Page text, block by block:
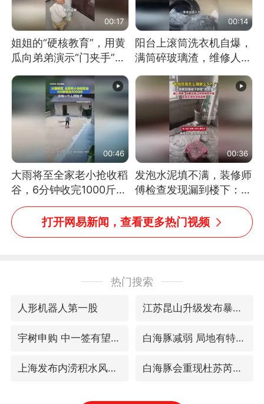
00:17
姐姐的“硬核教育”，用黄
瓜向弟弟演示“门夹手”，
教！
00:14
阳台上滚筒洗衣机自爆，
满筒碎玻璃渣，维修人员
洗衣机自爆
00:46
大雨将至全家老小抢收稻
谷，6分钟收完1000斤，
没有一个人掉链子
00:36
发泡水泥填不满，装修师
傅检查发现漏到楼下：出
风口未延伸到外墙
打开网易新闻，查看更多热门视频
热门搜索
人形机器人第一股 江苏昆山升级发布暴雨红警
宇树申购 中一签有望赚20万元 白海豚减弱 局地有特大暴雨
上海发布内涝积水风险提示 白海豚会重现杜苏芮强度吗